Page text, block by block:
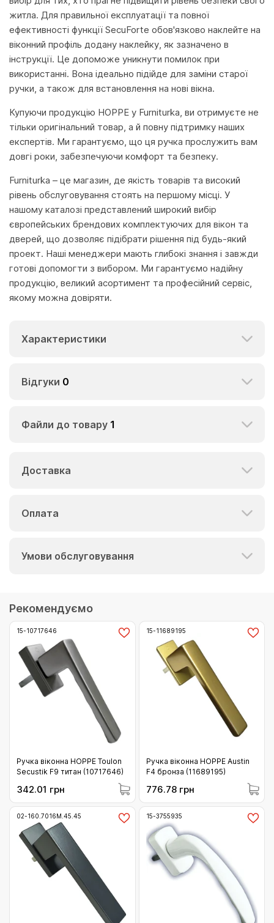
житла. Для правильної експлуатації та повної
ефективності функції SecuForte обов'язково наклейте на
віконний профіль додану наклейку, як зазначено в
інструкції. Це допоможе уникнути помилок при
використанні. Вона ідеально підійде для заміни старої
ручки, а також для встановлення на нові вікна.
Купуючи продукцію HOPPE у Furniturka, ви отримуєте не
тільки оригінальний товар, а й повну підтримку наших
експертів. Ми гарантуємо, що ця ручка прослужить вам
довгі роки, забезпечуючи комфорт та безпеку.
Furniturka – це магазин, де якість товарів та високий
рівень обслуговування стоять на першому місці. У
нашому каталозі представлений широкий вибір
європейських брендових комплектуючих для вікон та
дверей, що дозволяє підібрати рішення під будь-який
проект. Наші менеджери мають глибокі знання і завжди
готові допомогти з вибором. Ми гарантуємо надійну
продукцію, великий асортимент та професійний сервіс,
якому можна довіряти.
Характеристики
Відгуки 0
Файли до товару 1
Доставка
Оплата
Умови обслуговування
Рекомендуємо
15-10717646
Ручка віконна HOPPE Toulon
Secustik F9 титан (10717646)
342.01 грн
15-11689195
Ручка віконна HOPPE Austin
F4 бронза (11689195)
776.78 грн
02-160.7016M.45.45 15-3755935